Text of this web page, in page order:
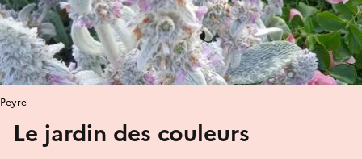
Le jardin des couleurs
Peyre